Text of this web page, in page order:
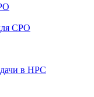
СРО
в НРС